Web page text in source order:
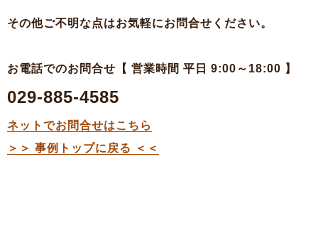
その他ご不明な点はお気軽にお問合せください。
お電話でのお問合せ【 営業時間 平日 9:00～18:00 】
029-885-4585
ネットでお問合せはこちら
＞＞ 事例トップに戻る ＜＜